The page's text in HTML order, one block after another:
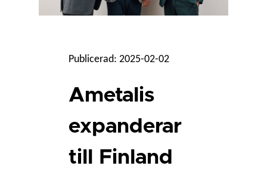
Publicerad: 2025-02-02
Ametalis
expanderar
till Finland